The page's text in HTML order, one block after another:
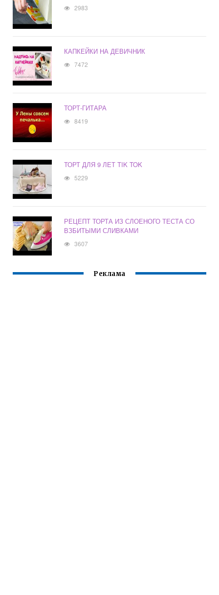
2983
КАПКЕЙКИ НА ДЕВИЧНИК
7472
ТОРТ-ГИТАРА
8419
ТОРТ ДЛЯ 9 ЛЕТ TIK TOK
5229
РЕЦЕПТ ТОРТА ИЗ СЛОЕНОГО ТЕСТА СО
ВЗБИТЫМИ СЛИВКАМИ
3607
Реклама